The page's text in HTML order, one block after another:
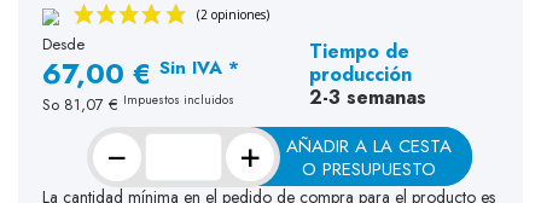
Desde
67,00 € Sin IVA *
So 81,07 € Impuestos incluidos
Tiempo de
producción
2-3 semanas
− +
AÑADIR A LA CESTA
O PRESUPUESTO
La cantidad mínima en el pedido de compra para el producto es